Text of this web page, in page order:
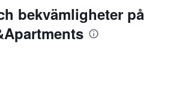
bekvämligheter på